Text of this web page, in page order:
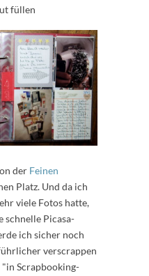
füllen
der Feinen
Platz. Und da ich
viele Fotos hatte,
schnelle Picasa-
ich sicher noch
verscrappen
Scrapbooking-